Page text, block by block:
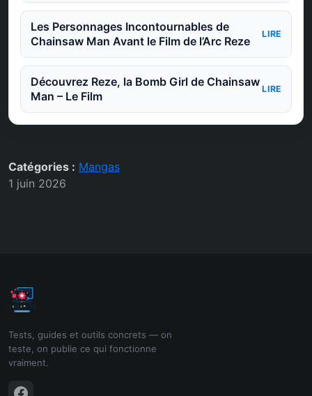
Les Personnages Incontournables de
Chainsaw Man Avant le Film de l’Arc Reze
LIRE
Découvrez Reze, la Bomb Girl de Chainsaw
Man – Le Film
LIRE
Catégories : Mangas
1 juin 2026
Tests, guides et outils concrets — on
teste, on publie ce qui fonctionne
vraiment.